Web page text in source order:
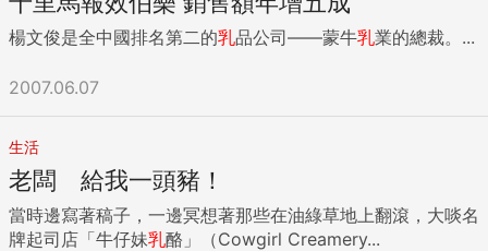
楊文俊是全中國排名第二的乳品公司——蒙牛乳業的總裁。...
2007.06.07
生活
老闆 給我一頭豬！
當時邊寫著稿子，一邊冥想著那些在油綠草地上翻滾，大啖名
牌起司店「牛仔妹乳酪」（Cowgirl Creamery...